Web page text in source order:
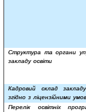
Структура та органи
закладу освіти
Кадровий склад
згідно з ліцензійними
Перелік освітніх